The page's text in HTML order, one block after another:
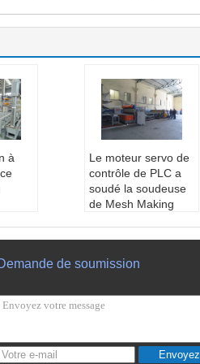
à
Me
Le moteur servo de
contrôle de PLC a
soudé la soudeuse
de Mesh Making
Machine de fil de for
olls
délai d'exécution:
Méthode de soudu
Pneumatique
de soumission
Envoyez